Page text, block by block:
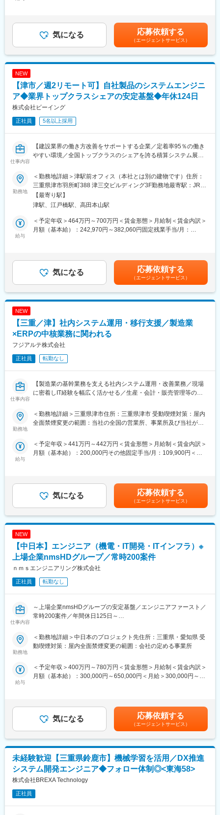
翌月以降の改善行動などプロセスも大切にします。
■フォロー体制
月に1回は営業担当やリーダー社員との面談を実施。
業務上での不安の解消はもちろん、目標進捗に合わせたFBを得る
元エンジニアでキャリアコンサルタントの資格を持った社員も在
籍しているため、相談役のプロとしてフォローを行なっておりま
す。
変更の範囲：会社の定める業務
・技術的観点での課題整理・解決策提案、案件創出支援
（3）社内外調整
・サービス導入に向けた基本設計（FT連携）
・設定シートなど指示書作成、メーカー・協力会社との調整
（4）アフターフォロー
・不具合発生時の原因切り分け対応
■職務内容：
セールスエンジニア職は、技術の専門知識を活かして、課題解決
提案からアフターフォローまでを一貫して実施します。
受注後のバック工程だけではなく、営業担当者と連携して案件創
お客様の通信環境を事前に把握する「現場調査」や提案受注後の
NWシステム構築時に必要な「基本設計」にも取り組んでいただき
■給与制度：
固定給に加えNTTグループ唯一のインセンティブ制度を導入。自
身の頑張りが給与にしっかり反映される環境です。
中途採用では珍しい手厚い新人研修あり！未経験からスキルを身
につけられる環境です。
合研修については大阪市内の会場で開催します。
※通勤不可の方には宿泊を手配
■契約更新：
正社員登用後は上位役職やマネージャ等へのキャリアアップ制度
を制定しておりステップアップ実績も多数あり!
早い方で、契約社員入社から約1年でリージョナル社員（正社員）
に登用される方もいます。
登用、昇格に必要となるスキルアップ研修や資格取得支援制度も
変更の範囲：会社の定める業務
B 330万2年目：契約社員グレードA 430万3年目：リージョナ
ル社員 470万4年目：ビジネスフロント採用社員 700万賃金は
あくまでも目安の金額であり、選考を通じて上下する可能性があ
ります。月給(月額)は固定手当を含めた表記です。
気になる 応募依頼する
（エージェントサービス）
NEW
【津市／週2リモート可】自社製品のシステムエンジニ
ア◆業界トップクラスシェアの安定基盤◆年休124日
株式会社ビーイング
正社員 5名以上採用
仕事内容
【建設業界の働き方改善をサポートする企業／定着率95％の働き
やすい環境／全国トップクラスのシェアを誇る積算システム展
■業務内容：
自社製品のシステムエンジニアとして、上流工程やチームの牽引
などをご担当いただきます。
お客様のニーズを具体的に製品として形にするために製品企画担
当と協力し、システムエンジニアとしての視点を活かして製品開
発の上流工程から下流工程まで携わっていただきます。新製品の
・自社開発のWindowsアプリケーション開発（担当製品: 『Gaia
Cloud』）
・システムエンジニアとして、上流工程（要件定義・設計）から
～半年）
・基本的にプロジェクトの掛け持ちはなし（集中できる環境を提
供）
義・設計も担当
・主要言語：C#
・フレームワーク：.NET Flamework、ASP.NET
■ポジションの魅力：
・意見交換やディスカッションが活発で、新しい技術の導入や改
善提案を積極的に取り入れています。
しています。
・イノベーションタイム（勤務時間の20％をスキルアップに活用
可能）など、スキルアップ支援制度があります。
す。
・メイン商材である土木工事積算システム『Gaia』シリーズを筆
頭に、建設業様向けソフトを販売しています。計画、入札、収支
管理、書類作成、工程管理などの業務フローを総合的に支援する
多種多様な商品群は、高い評価を得ています。
勤務地
＜勤務地詳細＞津駅前オフィス（本社とは別の建物です）住所：
三重県津市羽所町388 津三交ビルディング3F勤務地最寄駅：JR近
鉄名古屋線／津駅受動喫煙対策：屋内全面禁煙変更の範囲：会社
の定める事業所（リモートワーク含む）
【最寄り駅】
津駅、江戸橋駅、高田本山駅
給与
＜予定年収＞464万円～700万円＜賃金形態＞月給制＜賃金内訳＞
月額（基本給）：242,970円～382,060円固定残業手当/月：
「通勤手当」「扶養手当」等その他手当支給。■昇給：年1回■賞
与：年2回（直近実績計5.3ヶ月＋実績や業績によりプラスα）賃金
はあくまでも目安の金額であり、選考を通じて上下する可能性が
あります。月給(月額)は固定手当を含めた表記です。
気になる 応募依頼する
（エージェントサービス）
NEW
【三重／津】社内システム運用・移行支援／製造業
×ERPの中核業務に関われる
フジアルテ株式会社
正社員 転勤なし
仕事内容
【製造業の基幹業務を支える社内システム運用・改善業務／現場
に密着しIT経験を幅広く活かせる／生産・会計・販売管理等の
■業務概要
改善、システム移行支援を担当していただきます。配属先は平均
年齢40代前半、少数精鋭の4名体制で、製造現場と密接に連携し
主な業務は、社内システムが日常業務で安定して活用できるよ
う、運用・管理を担います。具体的には、システム利用時の問い
合わせ対応（使い方の説明やエラー対応）、ローコードツールや
VBA・Excelを活用した業務フローの最適化、システム入替・新機
能追加時の要件整理や関係部署との調整、外部システム会社との
渡し、現場担当者と対話しながら業務効率化・品質向上に貢献す
るポジションです。
■扱うサービス
ASTEREIA（アステリア）、VBA、Excelなどのツールを使用し、
業務プロセスに即したシステム運用・改善を行います。
■組織構成
男女比8：2、同業務者4名。ITと現場業務の橋渡し役として活躍で
■業務の魅力
製造業×ERPという中核業務に携わり、IT経験を幅広く活かしなが
外のキャリア形成も可能です。
■就業環境
日勤専属（8:00～16:30、土日祝休、年間休日121日）、福利厚生
充実、働きやすい就業環境が整っています。
■想定されるキャリアパス
将来的にはシステム部門のリーダーや業務改革推進の中心メンバ
ーとしてキャリアアップが可能です。
■企業の特徴/魅力
勤務地
＜勤務地詳細＞三重県津市住所：三重県津市 受動喫煙対策：屋内
全面禁煙変更の範囲：当社の全国の営業所、事業所及び当社が派
給与
＜予定年収＞441万円～442万円＜賃金形態＞月給制＜賃金内訳＞
月額（基本給）：200,000円その他固定手当/月：109,900円＜月
4,500～15,000円）賃金はあくまでも目安の金額であり、選考を
通じて上下する可能性があります。月給(月額)は固定手当を含めた
表記です。
気になる 応募依頼する
（エージェントサービス）
NEW
【中日本】エンジニア（機電・IT開発・ITインフラ）※
上場企業nmsHDグループ／常時200案件
ｎｍｓエンジニアリング株式会社
正社員 転勤なし
仕事内容
～上場企業nmsHDグループの安定基盤／エンジニアファースト／
常時200案件／年間休日125日～
め希望が通りやすい環境】
経験や希望、適性に応じた開発業務をお任せします
サインを行っています。「上流工程にチャレンジしたい」「開発
工程にステップアップしたい」「新しい業界・領域に挑戦した
設計構築、運用保守、ヘルプデスクなど、経験・スキル・希望に
合わせてお任せします。
■プロジェクト例:
＜機電系＞
・自動車用エンジン、シート、ワイヤハーネス、外装・内装部品
の設計
・自動車部品の各種CAE解析
・車載ECU開発評価
・アナログ、デジタル、デジアナ混載システムLSIの設計・評価
勤務地
＜勤務地詳細＞中日本のプロジェクト先住所：三重県・愛知県 受
動喫煙対策：屋内全面禁煙変更の範囲：会社の定める事業所
給与
＜予定年収＞400万円～780万円＜賃金形態＞月給制＜賃金内訳＞
月額（基本給）：300,000円～650,000円＜月給＞300,000円～
る可能性があります。月給(月額)は固定手当を含めた表記です。
気になる 応募依頼する
（エージェントサービス）
未経験歓迎【三重県鈴鹿市】機械学習を活用／DX推進
システム開発エンジニア◆フォロー体制◎<東海58>
株式会社BREXA Technology
正社員